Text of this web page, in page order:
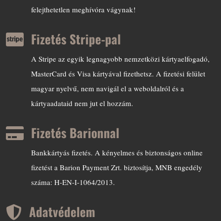
felejthetetlen meghívóra vágynak!
 Fizetés Stripe-pal
A Stripe az egyik legnagyobb nemzetközi kártyaelfogadó,
MasterCard és Visa kártyával fizethetsz. A fizetési felület
magyar nyelvű, nem navigál el a weboldalról és a
kártyaadataid nem jut el hozzám.
 Fizetés Barionnal
Bankkártyás fizetés. A kényelmes és biztonságos online
fizetést a Barion Payment Zrt. biztosítja, MNB engedély
száma: H-EN-I-1064/2013.
 Adatvédelem